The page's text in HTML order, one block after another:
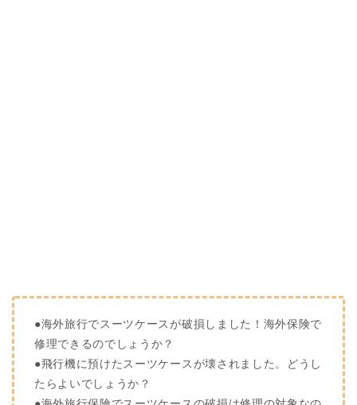
●海外旅行でスーツケースが破損しました！海外保険で
修理できるのでしょうか？
●飛行機に預けたスーツケースが壊されました。どうし
たらよいでしょうか？